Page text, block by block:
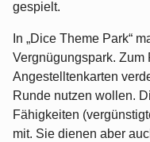
gespielt.
In „Dice Theme Park“
Vergnügungspark.
Angestelltenkarten
Runde nutzen wollen.
Fähigkeiten
mit. Sie dienen aber